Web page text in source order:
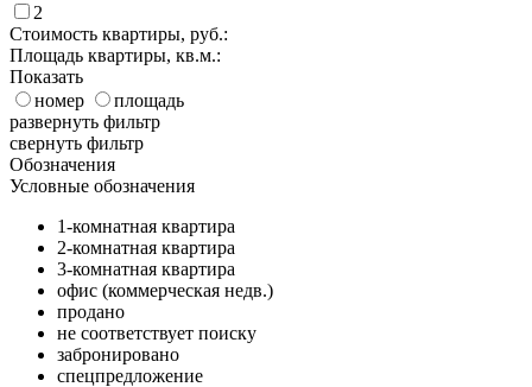
2
Стоимость квартиры, руб.:
Площадь квартиры, кв.м.:
Показать
номер
площадь
развернуть фильтр
свернуть фильтр
Обозначения
Условные обозначения
1-комнатная квартира
2-комнатная квартира
3-комнатная квартира
офис (коммерческая недв.)
продано
не соответствует поиску
забронировано
спецпредложение